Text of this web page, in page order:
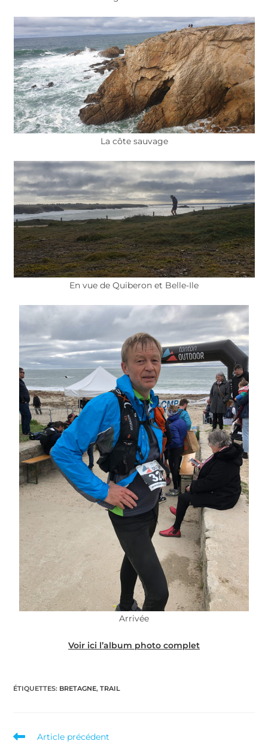
La côte sauvage
En vue de Quiberon et Belle-Ile
Arrivée
Voir ici l’album photo complet
ÉTIQUETTES: BRETAGNE, TRAIL
Read
Article précédent